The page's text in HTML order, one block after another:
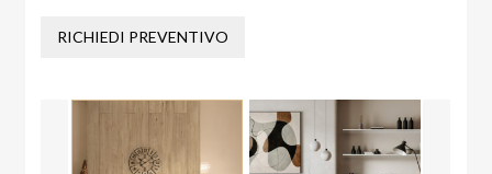
RICHIEDI PREVENTIVO